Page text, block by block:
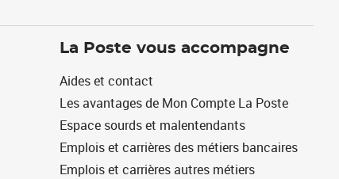
La Poste vous accompagne
Aides et contact
Les avantages de Mon Compte La Poste
Espace sourds et malentendants
Emplois et carrières des métiers bancaires
Emplois et carrières autres métiers